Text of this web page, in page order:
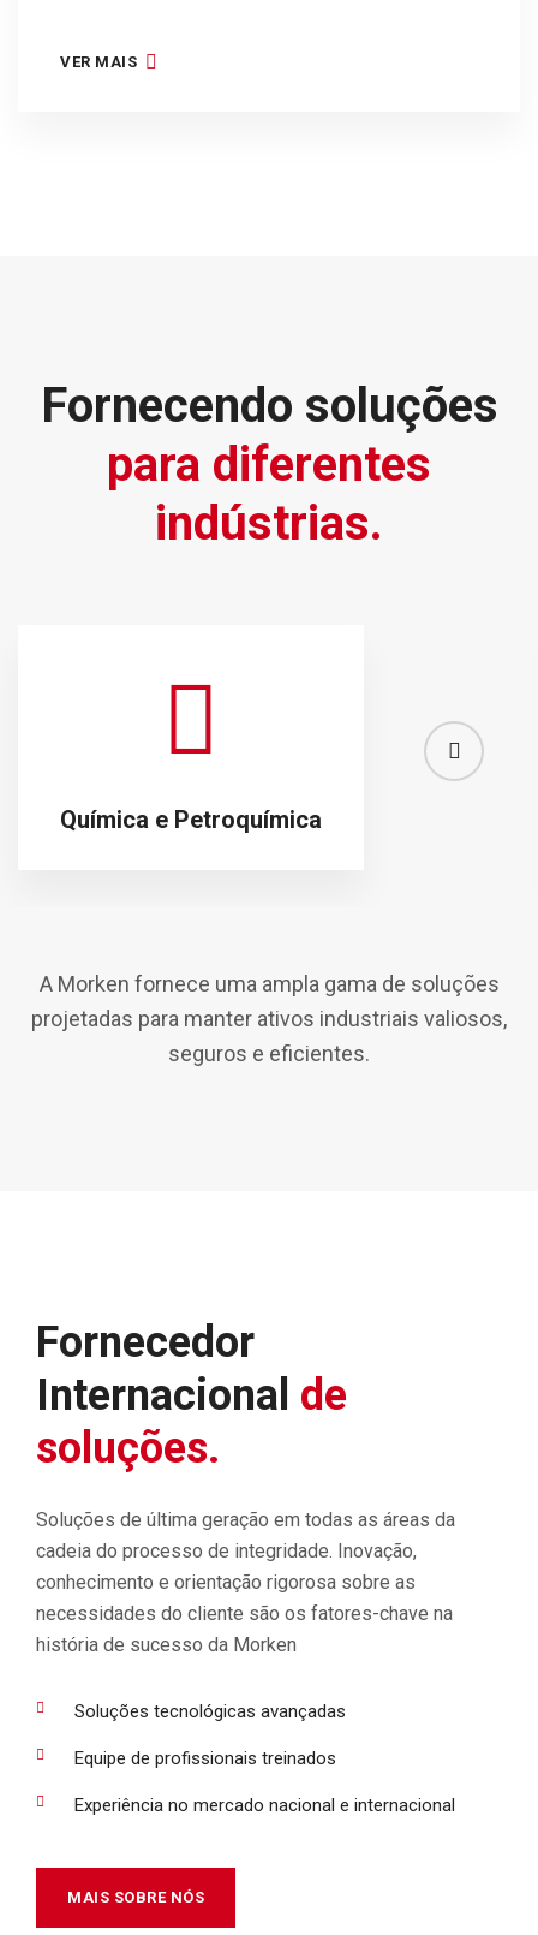
VER MAIS
Fornecendo soluções
para diferentes
indústrias.
Química e Petroquímica
A Morken fornece uma ampla gama de soluções
projetadas para manter ativos industriais valiosos,
seguros e eficientes.
Fornecedor
Internacional de
soluções.
Soluções de última geração em todas as áreas da
cadeia do processo de integridade. Inovação,
conhecimento e orientação rigorosa sobre as
necessidades do cliente são os fatores-chave na
história de sucesso da Morken
Soluções tecnológicas avançadas
Equipe de profissionais treinados
Experiência no mercado nacional e internacional
MAIS SOBRE NÓS